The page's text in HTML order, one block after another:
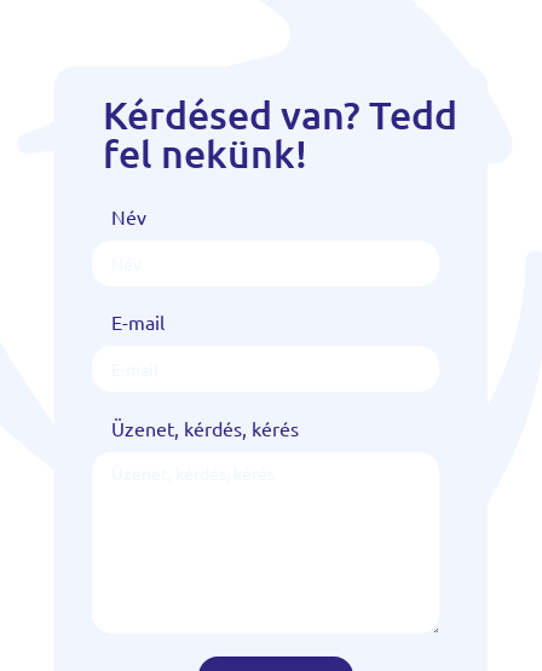
Kérdésed van? Tedd
fel nekünk!
Név
E-mail
Üzenet, kérdés, kérés